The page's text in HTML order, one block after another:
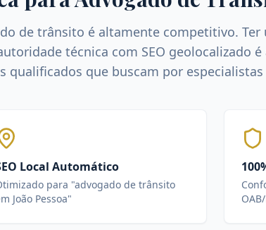
de trânsito é altamente competitivo. Ter
técnica com SEO geolocalizado
qualificados que buscam por especialistas
Local Automático
para "advogado de trânsito
João Pessoa"